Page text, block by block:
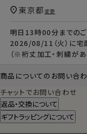
明日 13時00分 までの
2026/08/11（火） に宅
（※裄丈加工・刺繍があ
東京都 変更
商品についてのお問い合
チャットでお問い合わせ
返品・交換について
ギフトラッピングについて